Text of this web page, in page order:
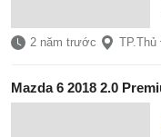
2 năm trước
Mazda 6 2018 2.0